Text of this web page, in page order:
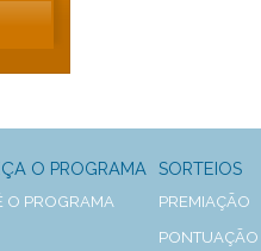
O PROGRAMA
O PROGRAMA
SORTEIOS
PREMIAÇÃO
PONTUAÇÃO